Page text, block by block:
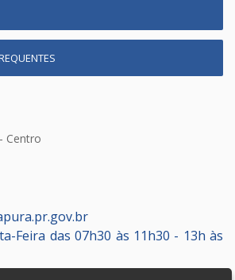
Centro
Feira das 07h30 às 11h30 - 13h às